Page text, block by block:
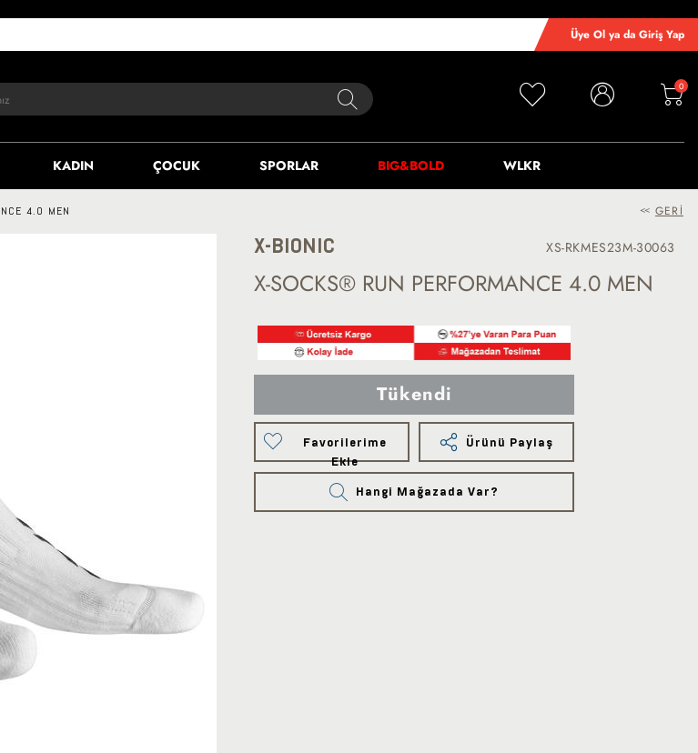
Üye Ol ya da Giriş Yap
0
KADIN ÇOCUK SPORLAR BIG&BOLD WLKR
4.0 MEN << GERI
X-BIONIC XS-RKMES23M-30063
X-SOCKS® RUN PERFORMANCE 4.0 MEN
Tükendi
Favorilerime
Ekle
Ürünü Paylaş
Hangi Mağazada Var?